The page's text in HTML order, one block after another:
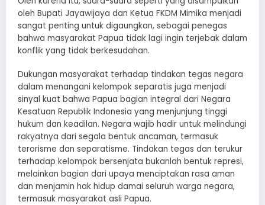
oleh Bupati Jayawijaya dan Ketua FKDM Mimika menjadi
sangat penting untuk digaungkan, sebagai penegas
bahwa masyarakat Papua tidak lagi ingin terjebak dalam
konflik yang tidak berkesudahan.
Dukungan masyarakat terhadap tindakan tegas negara
dalam menangani kelompok separatis juga menjadi
sinyal kuat bahwa Papua bagian integral dari Negara
Kesatuan Republik Indonesia yang menjunjung tinggi
hukum dan keadilan. Negara wajib hadir untuk melindungi
rakyatnya dari segala bentuk ancaman, termasuk
terorisme dan separatisme. Tindakan tegas dan terukur
terhadap kelompok bersenjata bukanlah bentuk represi,
melainkan bagian dari upaya menciptakan rasa aman
dan menjamin hak hidup damai seluruh warga negara,
termasuk masyarakat asli Papua.